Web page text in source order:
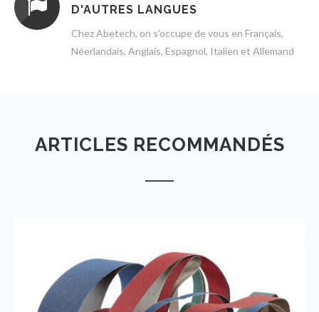
D'AUTRES LANGUES
Chez Abetech, on s'occupe de vous en Français,
Néerlandais, Anglais, Espagnol, Italien et Allemand
ARTICLES RECOMMANDÉS